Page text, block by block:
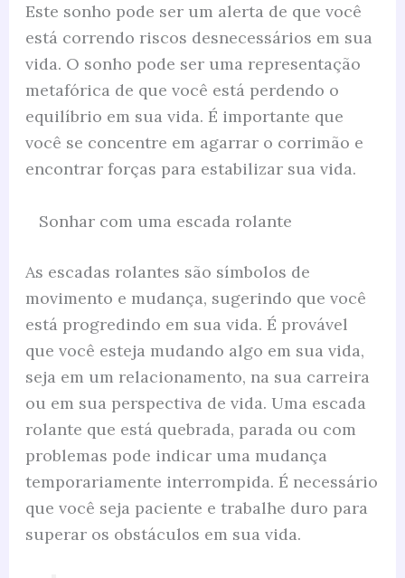
Este sonho pode ser um alerta de que você
está correndo riscos desnecessários em sua
vida. O sonho pode ser uma representação
metafórica de que você está perdendo o
equilíbrio em sua vida. É importante que
você se concentre em agarrar o corrimão e
encontrar forças para estabilizar sua vida.
Sonhar com uma escada rolante
As escadas rolantes são símbolos de
movimento e mudança, sugerindo que você
está progredindo em sua vida. É provável
que você esteja mudando algo em sua vida,
seja em um relacionamento, na sua carreira
ou em sua perspectiva de vida. Uma escada
rolante que está quebrada, parada ou com
problemas pode indicar uma mudança
temporariamente interrompida. É necessário
que você seja paciente e trabalhe duro para
superar os obstáculos em sua vida.